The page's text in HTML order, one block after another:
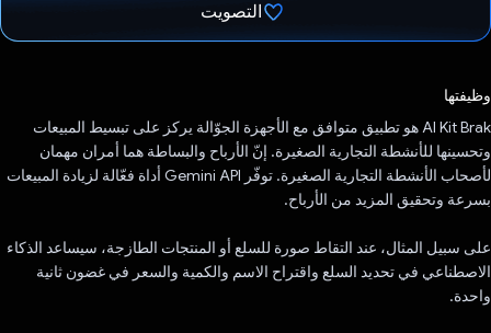
التصويت
وظيفتها
‫AI Kit Brak هو تطبيق متوافق مع الأجهزة الجوّالة يركز على تبسيط المبيعات
وتحسينها للأنشطة التجارية الصغيرة. إنّ الأرباح والبساطة هما أمران مهمان
لأصحاب الأنشطة التجارية الصغيرة. توفّر Gemini API أداة فعّالة لزيادة المبيعات
بسرعة وتحقيق المزيد من الأرباح.
على سبيل المثال، عند التقاط صورة للسلع أو المنتجات الطازجة، سيساعد الذكاء
الاصطناعي في تحديد السلع واقتراح الاسم والكمية والسعر في غضون ثانية
واحدة.